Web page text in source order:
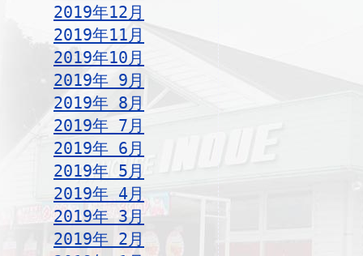
2019年12月
2019年11月
2019年10月
2019年 9月
2019年 8月
2019年 7月
2019年 6月
2019年 5月
2019年 4月
2019年 3月
2019年 2月